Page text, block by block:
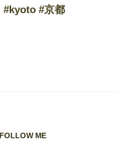
#kyoto #京都
FOLLOW ME